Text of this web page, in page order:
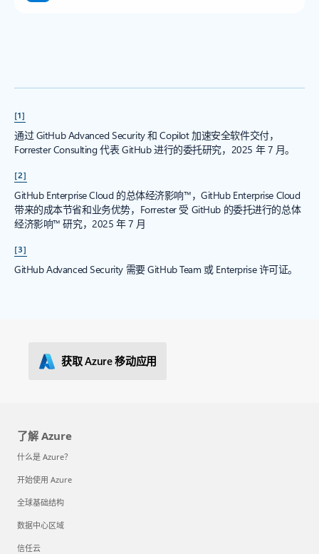
[1]
通过 GitHub Advanced Security 和 Copilot 加速安全软件交付，
Forrester Consulting 代表 GitHub 进行的委托研究，2025 年 7 月。
[2]
GitHub Enterprise Cloud 的总体经济影响™，GitHub Enterprise Cloud
带来的成本节省和业务优势，Forrester 受 GitHub 的委托进行的总体
经济影响™ 研究，2025 年 7 月
[3]
GitHub Advanced Security 需要 GitHub Team 或 Enterprise 许可证。
获取 Azure 移动应用
了解 Azure
什么是 Azure？
开始使用 Azure
全球基础结构
数据中心区域
信任云